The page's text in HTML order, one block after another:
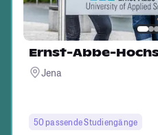
Ernst-Abbe-
Jena
50 passende Studiengänge